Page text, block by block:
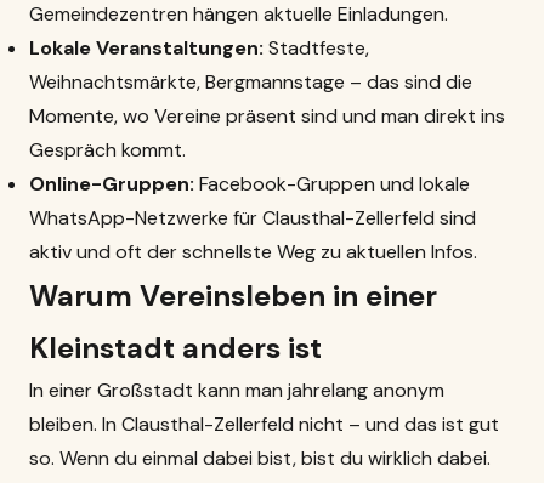
Gemeindezentren hängen aktuelle Einladungen.
Lokale Veranstaltungen: Stadtfeste,
Weihnachtsmärkte, Bergmannstage – das sind die
Momente, wo Vereine präsent sind und man direkt ins
Gespräch kommt.
Online-Gruppen: Facebook-Gruppen und lokale
WhatsApp-Netzwerke für Clausthal-Zellerfeld sind
aktiv und oft der schnellste Weg zu aktuellen Infos.
Warum Vereinsleben in einer
Kleinstadt anders ist
In einer Großstadt kann man jahrelang anonym
bleiben. In Clausthal-Zellerfeld nicht – und das ist gut
so. Wenn du einmal dabei bist, bist du wirklich dabei.